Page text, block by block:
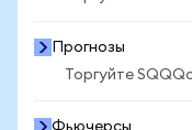
Прогнозы
Торгуйте
Фьючерсы